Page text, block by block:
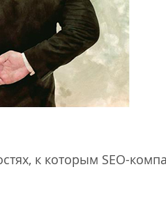
к которым SEO-